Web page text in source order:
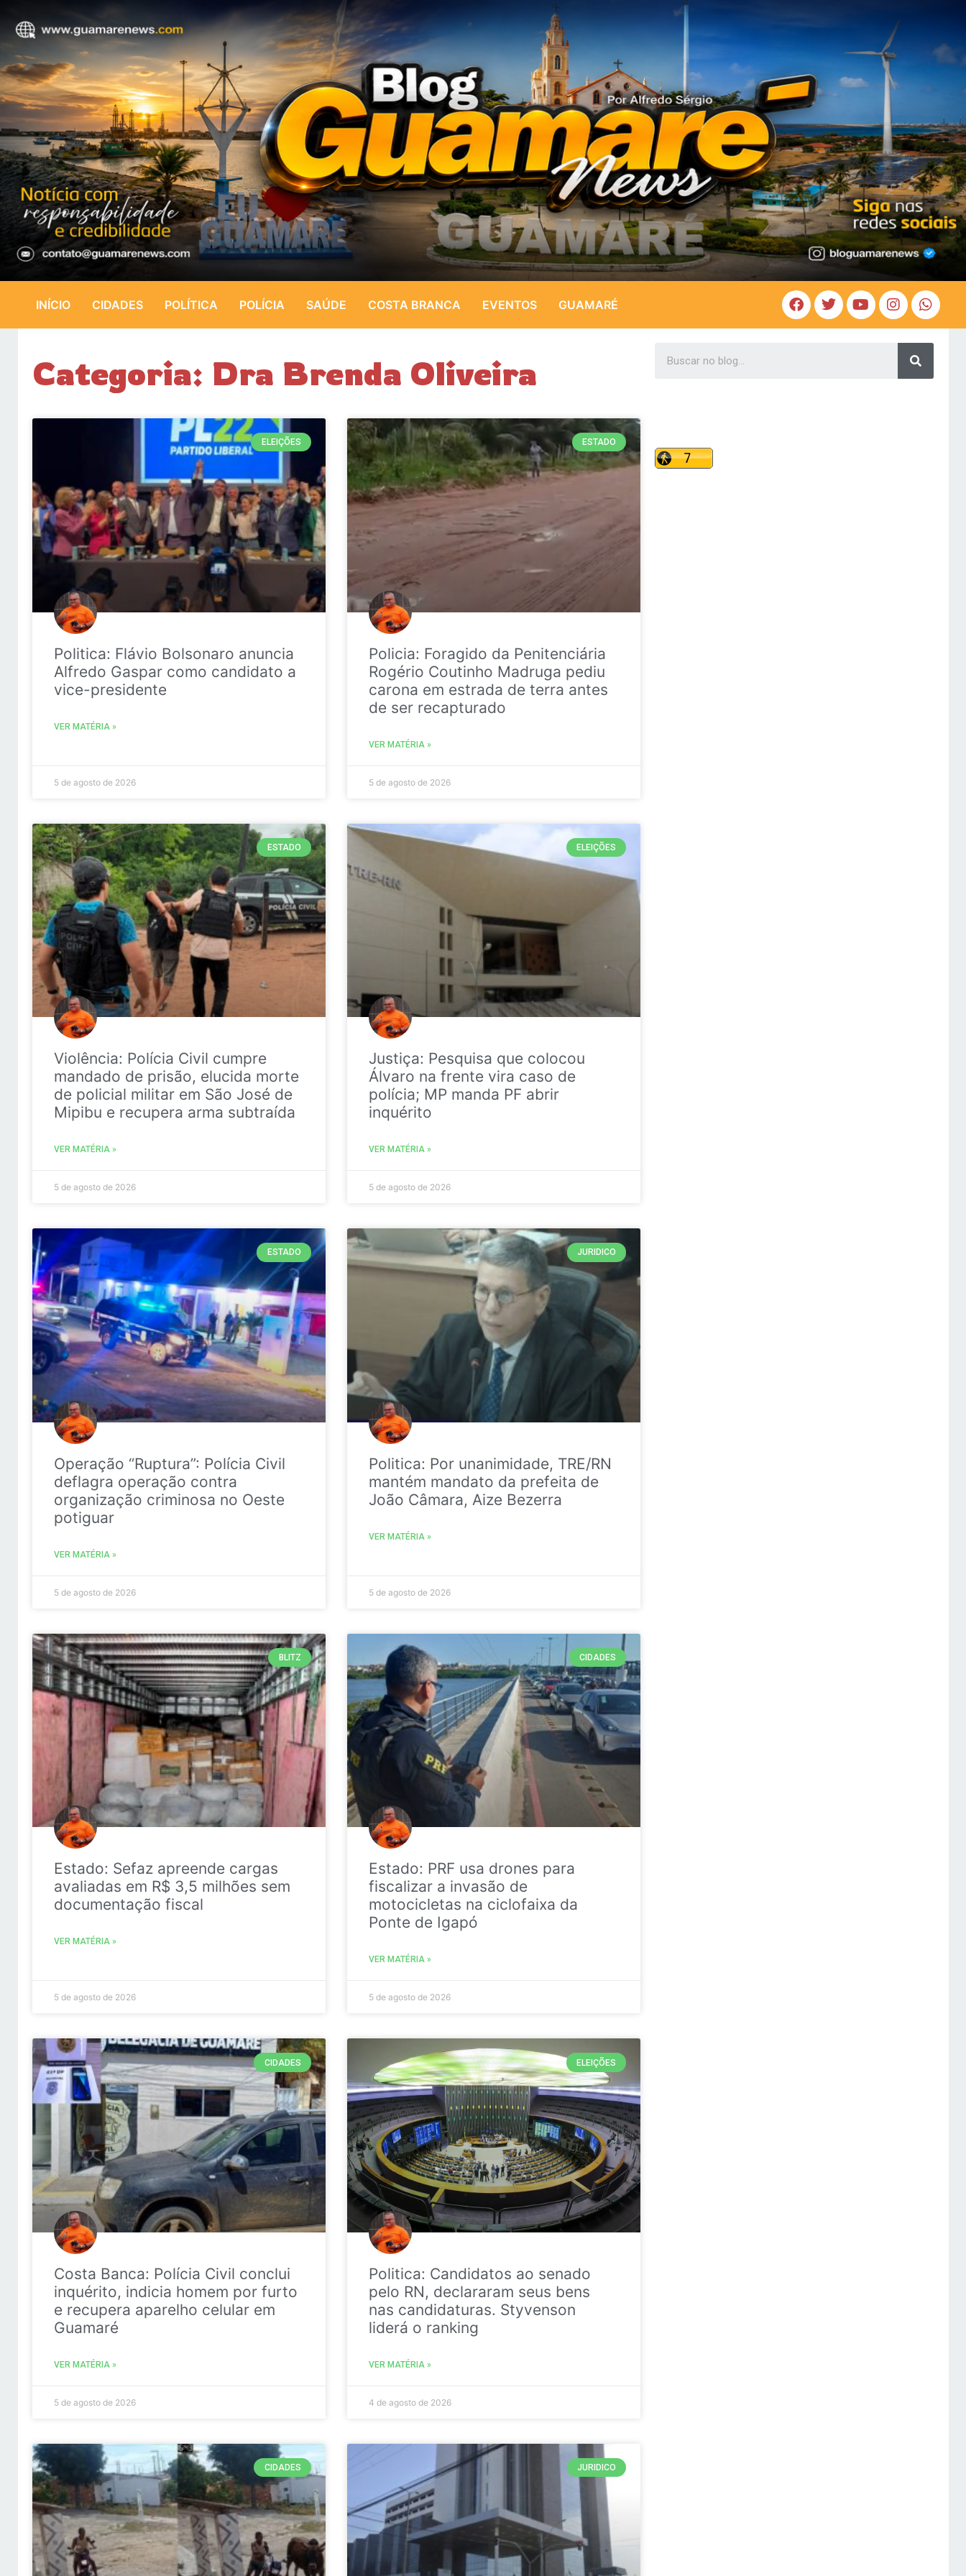
INÍCIO CIDADES POLÍTICA POLÍCIA SAÚDE COSTA BRANCA EVENTOS GUAMARÉ
Categoria: Dra Brenda Oliveira
ELEIÇÕES
Politica: Flávio Bolsonaro anuncia
Alfredo Gaspar como candidato a
vice-presidente
VER MATÉRIA »
5 de agosto de 2026
ESTADO
Policia: Foragido da Penitenciária
Rogério Coutinho Madruga pediu
carona em estrada de terra antes
de ser recapturado
VER MATÉRIA »
5 de agosto de 2026
ESTADO
Violência: Polícia Civil cumpre
mandado de prisão, elucida morte
de policial militar em São José de
Mipibu e recupera arma subtraída
VER MATÉRIA »
5 de agosto de 2026
ELEIÇÕES
Justiça: Pesquisa que colocou
Álvaro na frente vira caso de
polícia; MP manda PF abrir
inquérito
VER MATÉRIA »
5 de agosto de 2026
ESTADO
Operação “Ruptura”: Polícia Civil
deflagra operação contra
organização criminosa no Oeste
potiguar
VER MATÉRIA »
5 de agosto de 2026
JURIDICO
Politica: Por unanimidade, TRE/RN
mantém mandato da prefeita de
João Câmara, Aize Bezerra
VER MATÉRIA »
5 de agosto de 2026
BLITZ
Estado: Sefaz apreende cargas
avaliadas em R$ 3,5 milhões sem
documentação fiscal
VER MATÉRIA »
5 de agosto de 2026
CIDADES
Estado: PRF usa drones para
fiscalizar a invasão de
motocicletas na ciclofaixa da
Ponte de Igapó
VER MATÉRIA »
5 de agosto de 2026
CIDADES
Costa Banca: Polícia Civil conclui
inquérito, indicia homem por furto
e recupera aparelho celular em
Guamaré
VER MATÉRIA »
5 de agosto de 2026
ELEIÇÕES
Politica: Candidatos ao senado
pelo RN, declararam seus bens
nas candidaturas. Styvenson
liderá o ranking
VER MATÉRIA »
4 de agosto de 2026
CIDADES JURIDICO